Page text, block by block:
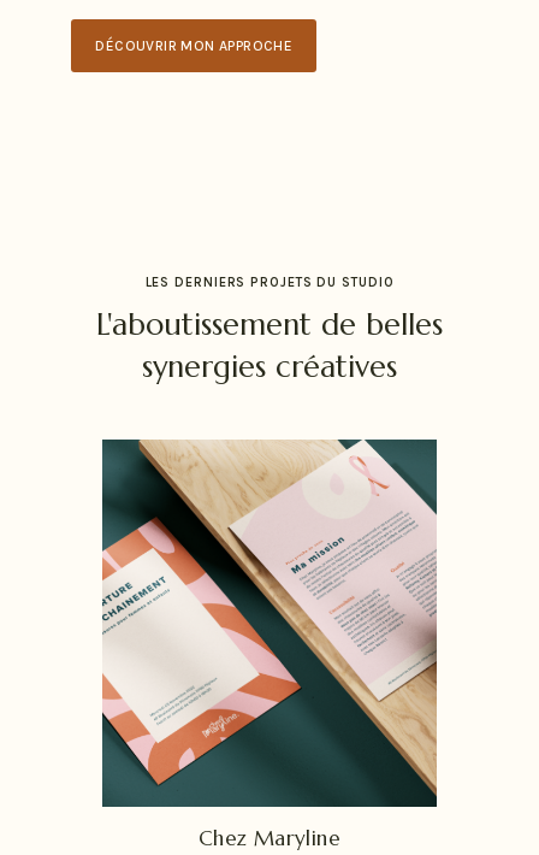
DÉCOUVRIR MON APPROCHE
LES DERNIERS PROJETS DU STUDIO
L'aboutissement de belles
synergies créatives
Chez Maryline